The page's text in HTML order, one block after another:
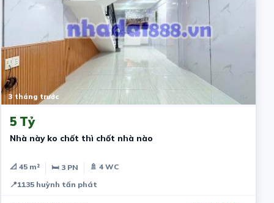
3 tháng trước
5 Tỷ
Nhà này ko chốt thì chốt nhà nào
📐 45 m² 🛏 3 PN
🚿 4 WC
📍1135 huỳnh tấn phát